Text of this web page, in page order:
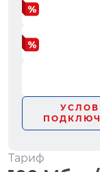
Тариф